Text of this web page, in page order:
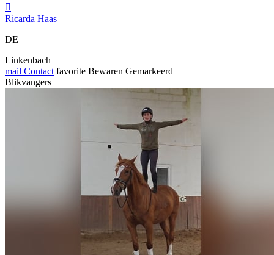

Ricarda Haas
DE
Linkenbach
mail Contact favorite Bewaren Gemarkeerd
Blikvangers